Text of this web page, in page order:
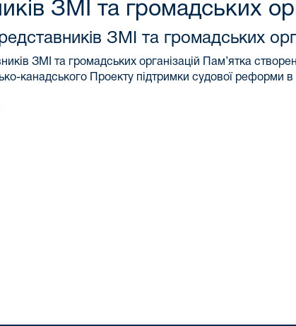
ЗМІ та громадських
ЗМІ та громадських
ЗМІ та громадських організацій Пам’ятка
канадського Проекту підтримки судової реформи